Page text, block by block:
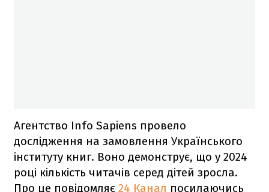
Агентство Info Sapiens провело
дослідження на замовлення Українського
інституту книг. Воно демонструє, що у 2024
році кількість читачів серед дітей зросла.
Про це повідомляє 24 Канал посилаючись